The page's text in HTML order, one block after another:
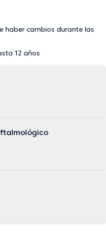
y correctivo visual a
ayuda social, con cientos de
de todo el país
oculares y visuales.
por ejemplo, el de la Cámara
emprendedor y solidario.
haber cambios durante las
12 años